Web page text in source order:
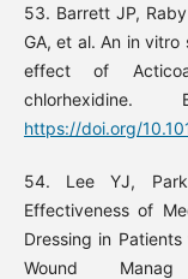
53. Barrett JP,
GA, et al. An in
effect of
chlorhexidine.
https://doi.org/
54. Lee YJ,
Effectiveness of
Dressing in
Wound